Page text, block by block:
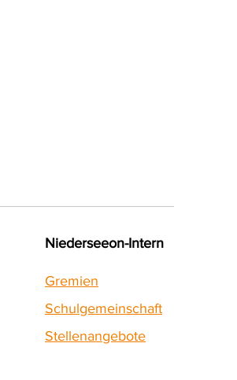
Niederseeon-Intern
Gremien
Schulgemeinschaft
Stellenangebote